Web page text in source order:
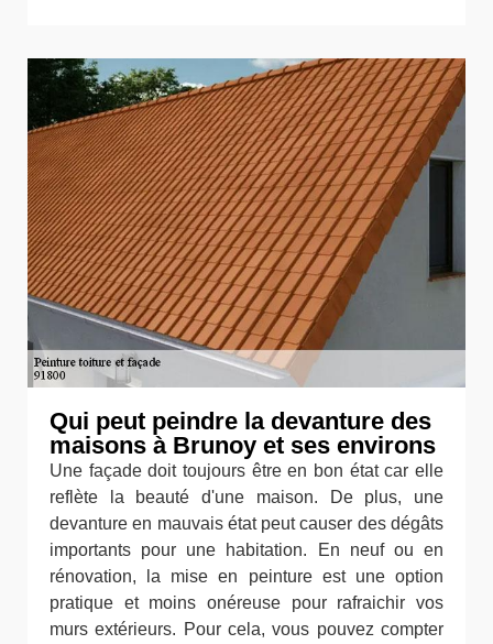
Qui peut peindre la devanture des
maisons à Brunoy et ses environs
Une façade doit toujours être en bon état car elle
reflète la beauté d'une maison. De plus, une
devanture en mauvais état peut causer des dégâts
importants pour une habitation. En neuf ou en
rénovation, la mise en peinture est une option
pratique et moins onéreuse pour rafraichir vos
murs extérieurs. Pour cela, vous pouvez compter